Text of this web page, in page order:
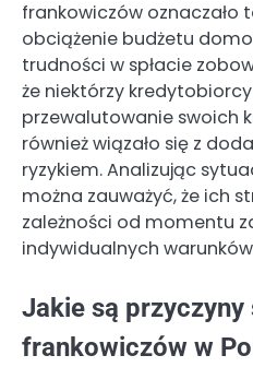
frankowiczów oznaczało
obciążenie budżetu
trudności w spłacie
że niektórzy
przewalutowanie swoich
również wiązało się z
ryzykiem. Analizując
można zauważyć, że ich
zależności od momentu
indywidualnych
Jakie są przyczyny
frankowiczów w